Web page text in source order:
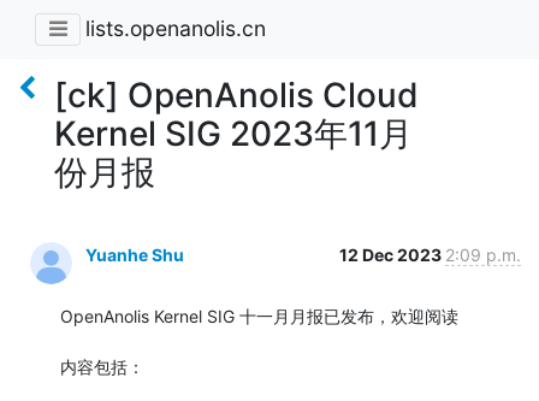
lists.openanolis.cn
[ck] OpenAnolis Cloud
Kernel SIG 2023年11月
份月报
Yuanhe Shu 12 Dec 2023 2:09 p.m.
OpenAnolis Kernel SIG 十一月月报已发布，欢迎阅读
内容包括：